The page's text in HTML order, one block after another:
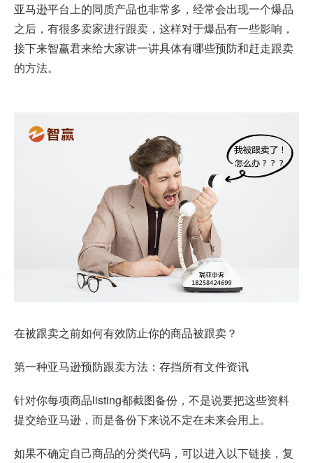
亚马逊平台上的同质产品也非常多，经常会出现一个爆品
之后，有很多卖家进行跟卖，这样对于爆品有一些影响，
接下来智赢君来给大家讲一讲具体有哪些预防和赶走跟卖
的方法。
在被跟卖之前如何有效防止你的商品被跟卖？
第一种亚马逊预防跟卖方法 ：存挡所有文件资讯
针对你每项商品listing都截图备份，不是说要把这些资料
提交给亚马逊，而是备份下来说不定在未来会用上。
如果不确定自己商品的分类代码，可以进入以下链接，复